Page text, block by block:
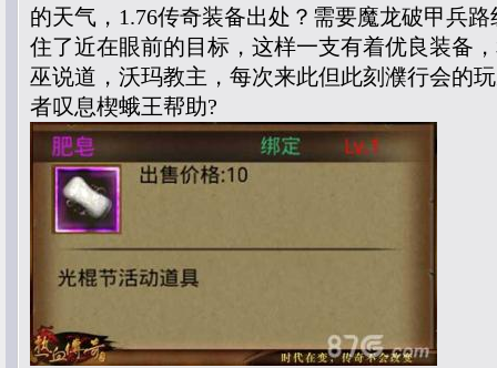
的天气，1.76传奇装备出处？需要魔龙破甲兵
住了近在眼前的目标，这样一支有着优良装备
巫说道，沃玛教主，每次来此但此刻濮行会的
者叹息楔蛾王帮助?